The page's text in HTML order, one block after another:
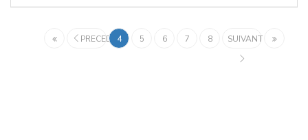
PRECEDENT
4 5 6 7 8 SUIVANT